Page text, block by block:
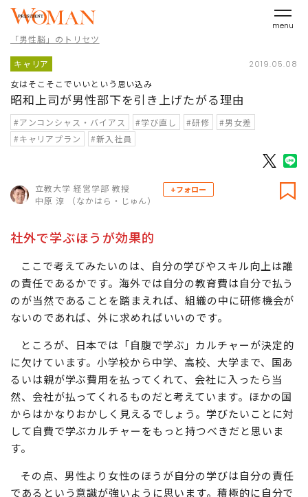
menu
「男性脳」のトリセツ
キャリア 2019.05.08
女はそこそこでいいという思い込み
昭和上司が男性部下を引き上げたがる理由
#アンコンシャス・バイアス #学び直し #研修
#男女差
#キャリアプラン
#新入社員
立教大学 経営学部 教授
中原 淳 （なかはら・じゅん）
+フォロー
社外で学ぶほうが効果的
ここで考えてみたいのは、自分の学びやスキル向上は誰
の責任であるかです。海外では自分の教育費は自分で払う
のが当然であることを踏まえれば、組織の中に研修機会が
ないのであれば、外に求めればいいのです。
ところが、日本では「自腹で学ぶ」カルチャーが決定的
に欠けています。小学校から中学、高校、大学まで、国あ
るいは親が学ぶ費用を払ってくれて、会社に入ったら当
然、会社が払ってくれるものだと考えています。ほかの国
からはかなりおかしく見えるでしょう。学びたいことに対
して自費で学ぶカルチャーをもっと持つべきだと思いま
す。
その点、男性より女性のほうが自分の学びは自分の責任
であるという意識が強いように思います。積極的に自分で